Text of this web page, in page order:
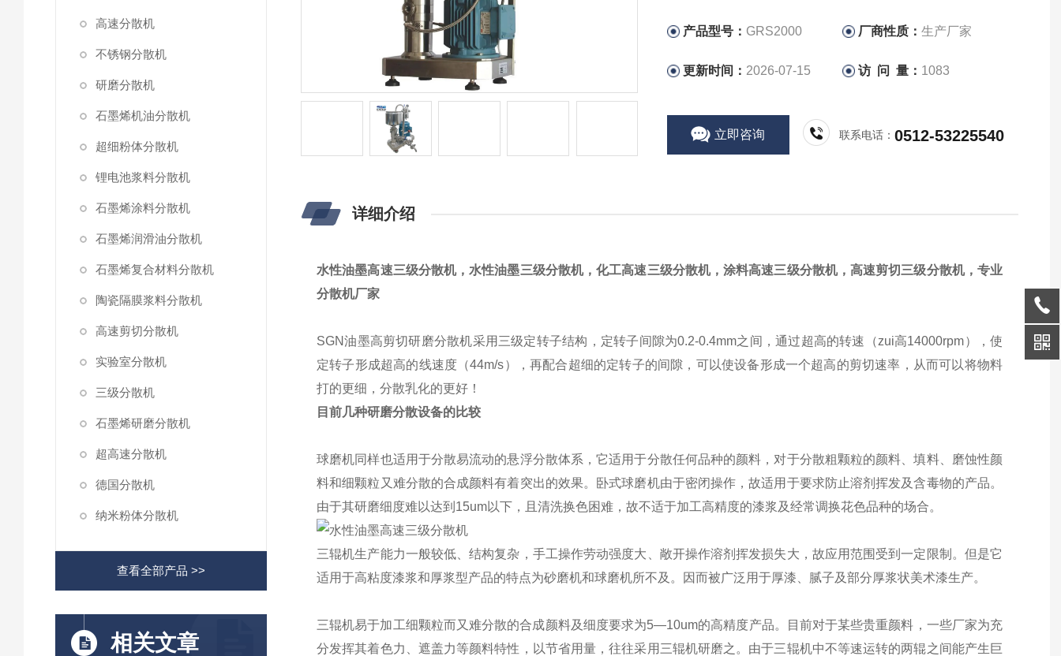
高速分散机
不锈钢分散机
研磨分散机
石墨烯机油分散机
超细粉体分散机
锂电池浆料分散机
石墨烯涂料分散机
石墨烯润滑油分散机
石墨烯复合材料分散机
陶瓷隔膜浆料分散机
高速剪切分散机
实验室分散机
三级分散机
石墨烯研磨分散机
超高速分散机
德国分散机
纳米粉体分散机
查看全部产品 >>
相关文章
产品型号： GRS2000 厂商性质：生产厂家
更新时间： 2026-07-15 访 问 量： 1083
立即咨询 联系电话：0512-53225540
详细介绍
水性油墨高速三级分散机，水性油墨三级分散机，化工高速三级分散机，涂料高速三级分散机，高速剪切三级分散机，专业
分散机厂家
SGN油墨高剪切研磨分散机采用三级定转子结构，定转子间隙为0.2-0.4mm之间，通过超高的转速（zui高14000rpm），使
定转子形成超高的线速度（44m/s），再配合超细的定转子的间隙，可以使设备形成一个超高的剪切速率，从而可以将物料
打的更细，分散乳化的更好！
目前几种研磨分散设备的比较
球磨机同样也适用于分散易流动的悬浮分散体系，它适用于分散任何品种的颜料，对于分散粗颗粒的颜料、填料、磨蚀性颜
料和细颗粒又难分散的合成颜料有着突出的效果。卧式球磨机由于密闭操作，故适用于要求防止溶剂挥发及含毒物的产品。
由于其研磨细度难以达到15um以下，且清洗换色困难，故不适于加工高精度的漆浆及经常调换花色品种的场合。
三辊机生产能力一般较低、结构复杂，手工操作劳动强度大、敞开操作溶剂挥发损失大，故应用范围受到一定限制。但是它
适用于高粘度漆浆和厚浆型产品的特点为砂磨机和球磨机所不及。因而被广泛用于厚漆、腻子及部分厚浆状美术漆生产。
三辊机易于加工细颗粒而又难分散的合成颜料及细度要求为5—10um的高精度产品。目前对于某些贵重颜料，一些厂家为充
分发挥其着色力、遮盖力等颜料特性，以节省用量，往往采用三辊机研磨之。由于三辊机中不等速运转的两辊之间能产生巨